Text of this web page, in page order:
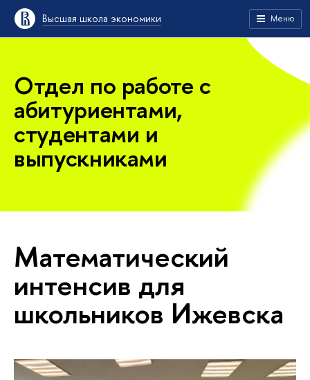
Высшая школа экономики Меню
Отдел по работе с
абитуриентами,
студентами и
выпускниками
Математический
интенсив для
школьников Ижевска